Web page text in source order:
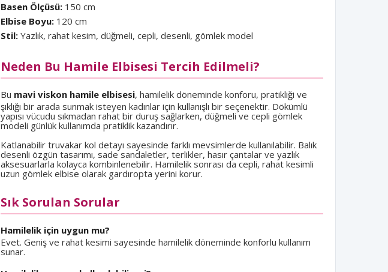
Basen Ölçüsü: 150 cm
Elbise Boyu: 120 cm
Stil: Yazlık, rahat kesim, düğmeli, cepli, desenli, gömlek model
Neden Bu Hamile Elbisesi Tercih Edilmeli?
Bu mavi viskon hamile elbisesi, hamilelik döneminde konforu, pratikliği ve
şıklığı bir arada sunmak isteyen kadınlar için kullanışlı bir seçenektir. Dökümlü
yapısı vücudu sıkmadan rahat bir duruş sağlarken, düğmeli ve cepli gömlek
modeli günlük kullanımda pratiklik kazandırır.
Katlanabilir truvakar kol detayı sayesinde farklı mevsimlerde kullanılabilir. Balık
desenli özgün tasarımı, sade sandaletler, terlikler, hasır çantalar ve yazlık
aksesuarlarla kolayca kombinlenebilir. Hamilelik sonrası da cepli, rahat kesimli
uzun gömlek elbise olarak gardıropta yerini korur.
Sık Sorulan Sorular
Hamilelik için uygun mu?
Evet. Geniş ve rahat kesimi sayesinde hamilelik döneminde konforlu kullanım
sunar.